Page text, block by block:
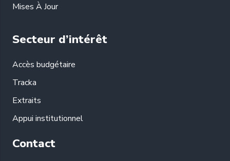
Mises À Jour
Secteur d’intérêt
Accès budgétaire
Tracka
Extraits
Appui institutionnel
Contact